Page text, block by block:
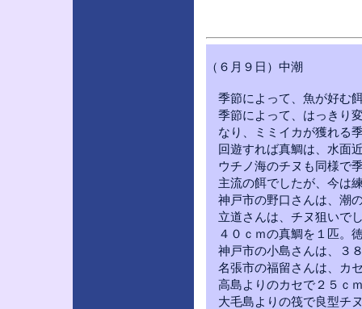
（６月９日）中潮
季節によって、魚が好む
季節によって、はっきり
なり、ミミイカが獲れる
回遊すれば真鯛は、水面
ウチノ海のチヌも同様で
主流の餌でしたが、今は
神戸市の野口さんは、潮
立道さんは、チヌ狙いで
４０ｃｍの真鯛を１匹。
神戸市の小島さんは、３
名張市の福留さんは、カ
高島よりのカセで２５ｃ
大毛島よりの筏で良型チ